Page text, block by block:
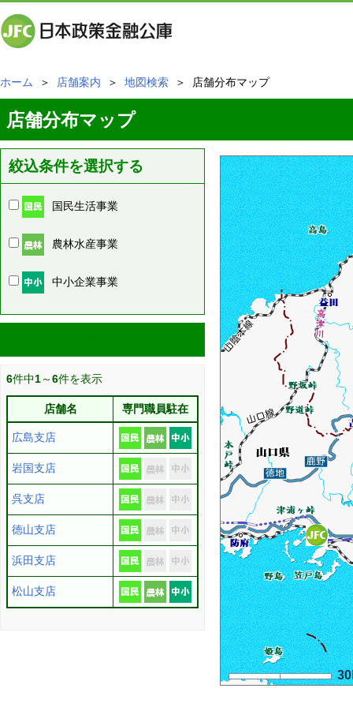
ホーム ＞ 店舗案内 ＞ 地図検索 ＞ 店舗分布マップ
店舗分布マップ
絞込条件を選択する
国民生活事業
農林水産事業
中小企業事業
6件中1～6件を表示
店舗名 専門職員駐在
広島支店
岩国支店
呉支店
徳山支店
浜田支店
松山支店